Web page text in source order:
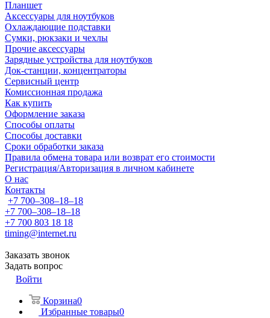
Планшет
Аксессуары для ноутбуков
Охлаждающие подставки
Сумки, рюкзаки и чехлы
Прочие аксессуары
Зарядные устройства для ноутбуков
Док-станции, концентраторы
Сервисный центр
Комиссионная продажа
Как купить
Оформление заказа
Способы оплаты
Способы доставки
Сроки обработки заказа
Правила обмена товара или возврат его стоимости
Регистрация/Авторизация в личном кабинете
О нас
Контакты
+7 700‒308‒18‒18
+7 700‒308‒18‒18
+7 700 803 18 18
timing@internet.ru
Заказать звонок
Задать вопрос
Войти
Корзина0
Избранные товары0